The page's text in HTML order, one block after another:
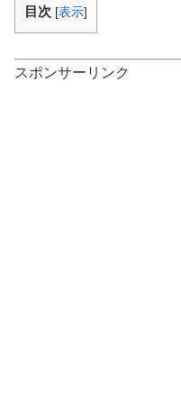
目次 [表示]
スポンサーリンク